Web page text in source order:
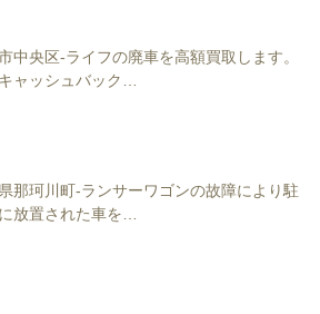
中央区-ライフの廃車を高額買取します。
キャッシュバック…
那珂川町-ランサーワゴンの故障により駐
放置された車を…